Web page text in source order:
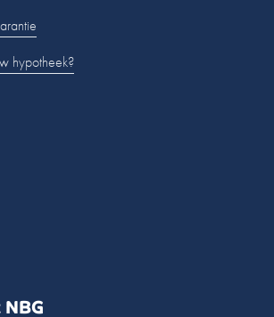
hypotheek?